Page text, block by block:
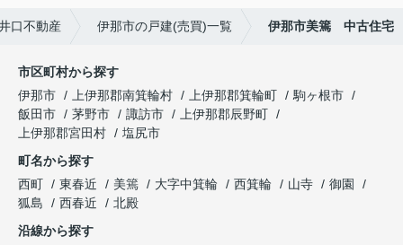
口不動産 伊那市の戸建(売買)一覧 伊那市美篶 中古住宅
市区町村から探す
伊那市
上伊那郡南箕輪村 上伊那郡箕輪町
駒ヶ根市
飯田市
茅野市 諏訪市
上伊那郡辰野町
上伊那郡宮田村
塩尻市
町名から探す
西町
東春近 美篶 大字中箕輪 西箕輪 山寺
御園
狐島
西春近
北殿
沿線から探す